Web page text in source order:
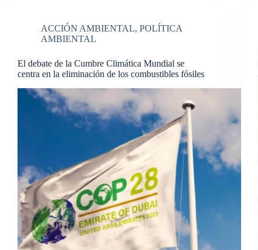
ACCIÓN AMBIENTAL, POLÍTICA
AMBIENTAL
El debate de la Cumbre Climática Mundial se
centra en la eliminación de los combustibles fósiles